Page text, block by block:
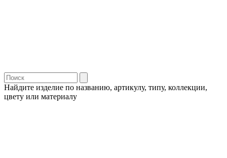
Найдите изделие по названию, артикулу, типу, коллекции,
цвету или материалу